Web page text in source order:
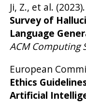
Ji, Z., et al. (2023).
Survey of
Language
ACM Computing
European
Ethics
Artificial